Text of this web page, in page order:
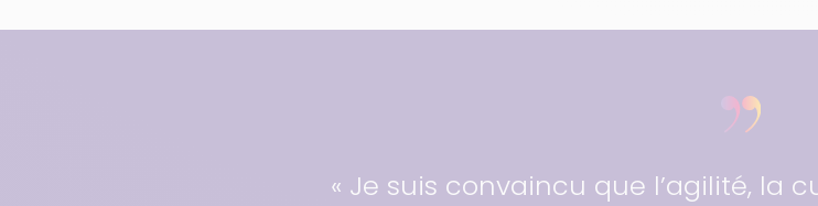
« Je suis convaincu que l’agilité, la